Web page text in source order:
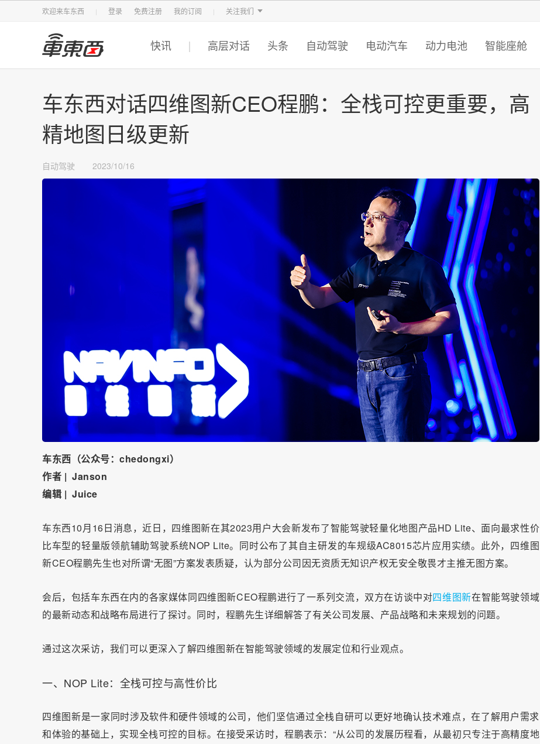
欢迎来车东西 登录 免费注册 我的订阅 关注我们
智东西 车东西 芯东西 智猩猩
快讯 高层对话 头条 自动驾驶 电动汽车 动力电池 智能座舱
车东西对话四维图新CEO程鹏：全栈可控更重要，高
精地图日级更新
自动驾驶 2023/10/16
⻋东⻄（公众号：chedongxi）
作者 | Janson
编辑 | Juice
车东西10月16日消息，近日， 四维图新在其2023用户大会新发布了智能驾驶轻量化地图产品HD Lite、面向最求性价
比车型的轻量版领航辅助驾驶系统NOP Lite。同时公布了其自主研发的车规级AC8015芯片应用实绩。此外，四维图
新CEO程鹏先生也对所谓“无图”方案发表质疑，认为部分公司因无资质无知识产权无安全敬畏才主推无图方案。
会后，包括车东西在内的各家媒体同四维图新CEO程鹏进行了一系列交流，双方在访谈中对四维图新在智能驾驶领域
的最新动态和战略布局进行了探讨。同时，程鹏先生详细解答了有关公司发展、产品战略和未来规划的问题。
通过这次采访，我们可以更深入了解四维图新在智能驾驶领域的发展定位和行业观点。
一、NOP Lite：全栈可控与高性价比
四维图新是一家同时涉及软件和硬件领域的公司，他们坚信通过全栈自研可以更好地确认技术难点，在了解用户需求
和体验的基础上，实现全栈可控的目标。在接受采访时，程鹏表示：“从公司的发展历程看，从最初只专注于高精度地